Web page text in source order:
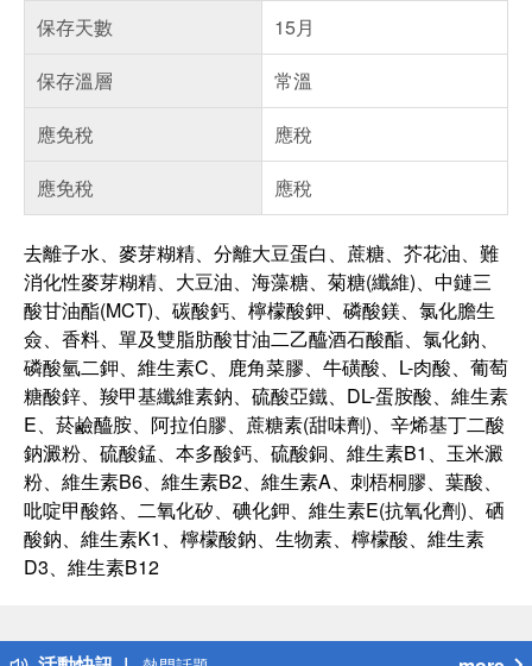
保存天數
15月
保存溫層
常溫
應免稅
應稅
應免稅
應稅
去離子水、麥芽糊精、分離大豆蛋白、蔗糖、芥花油、難
消化性麥芽糊精、大豆油、海藻糖、菊糖(纖維)、中鏈三
酸甘油酯(MCT)、碳酸鈣、檸檬酸鉀、磷酸鎂、氯化膽生
僉、香料、單及雙脂肪酸甘油二乙醯酒石酸酯、氯化鈉、
磷酸氫二鉀、維生素C、鹿角菜膠、牛磺酸、L-肉酸、葡萄
糖酸鋅、羧甲基纖維素鈉、硫酸亞鐵、DL-蛋胺酸、維生素
E、菸鹼醯胺、阿拉伯膠、蔗糖素(甜味劑)、辛烯基丁二酸
鈉澱粉、硫酸錳、本多酸鈣、硫酸銅、維生素B1、玉米澱
粉、維生素B6、維生素B2、維生素A、刺梧桐膠、葉酸、
吡啶甲酸鉻、二氧化矽、碘化鉀、維生素E(抗氧化劑)、硒
酸鈉、維生素K1、檸檬酸鈉、生物素、檸檬酸、維生素
D3、維生素B12
得獎公告